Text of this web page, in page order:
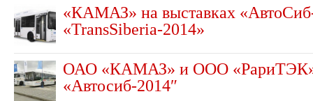
«КАМАЗ» на выставках
«TransSiberia-2014»
ОАО «КАМАЗ» и ООО «РариТЭК»
«Автосиб-2014″